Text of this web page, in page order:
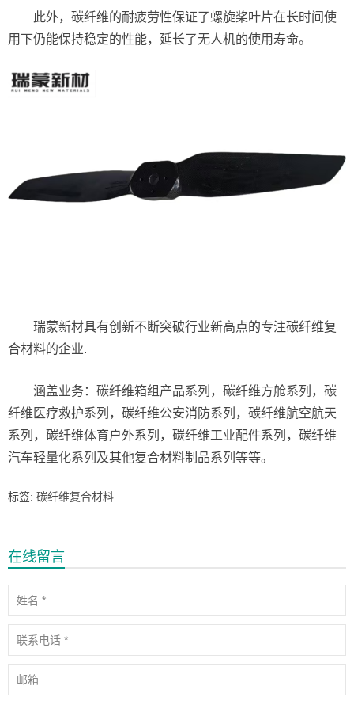
此外，碳纤维的耐疲劳性保证了螺旋桨叶片在长时间使
用下仍能保持稳定的性能，延长了无人机的使用寿命。
瑞蒙新材具有创新不断突破行业新高点的专注碳纤维复
合材料的企业.
涵盖业务：碳纤维箱组产品系列，碳纤维方舱系列，碳
纤维医疗救护系列，碳纤维公安消防系列，碳纤维航空航天
系列，碳纤维体育户外系列，碳纤维工业配件系列，碳纤维
汽车轻量化系列及其他复合材料制品系列等等。
标签: 碳纤维复合材料
在线留言